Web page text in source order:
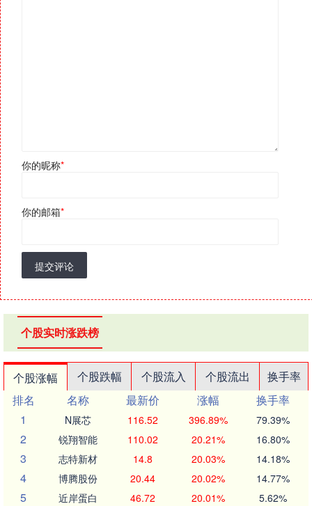
你的昵称*
你的邮箱*
提交评论
个股实时涨跌榜
个股涨幅 个股跌幅 个股流入 个股流出
换手率
排名
名称 最新价 涨幅
换手率
1
N展芯 116.52 396.89% 79.39%
2 锐翔智能 110.02 20.21% 16.80%
3 志特新材 14.8 20.03% 14.18%
4 博腾股份 20.44 20.02% 14.77%
5 近岸蛋白 46.72 20.01% 5.62%